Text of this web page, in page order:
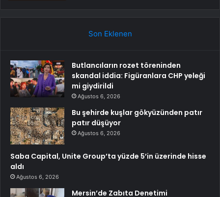
Son Eklenen
Butlancıların rozet töreninden
skandal iddia: Figüranlara CHP yeleği
mi giydirildi
Ağustos 6, 2026
Bu şehirde kuşlar gökyüzünden patır
patır düşüyor
Ağustos 6, 2026
Saba Capital, Unite Group’ta yüzde 5’in üzerinde hisse
aldı
Ağustos 6, 2026
Mersin’de Zabıta Denetimi